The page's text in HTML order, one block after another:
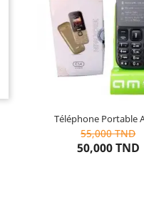
Téléphone Portable
55,000 TND
50,000 TND
Couleur : Noir
Contient : Caméra Arrière
Contient : Radio Fm ,Lecteur
,Led torche
Dernierarticle